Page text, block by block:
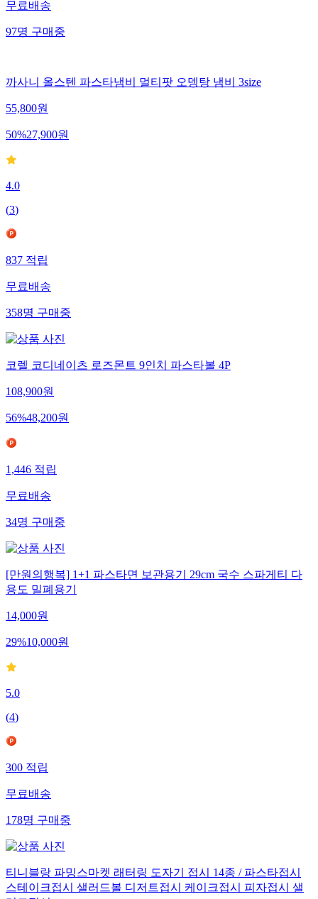
무료배송
97명구매중
까사니 올스텐 파스타냄비 멀티팟 오뎅탕 냄비 3size
55,800원
50%27,900원
4.0
(3)
837적립
무료배송
358명구매중
코렐 코디네이츠 로즈몬트 9인치 파스타볼 4P
108,900원
56%48,200원
1,446적립
무료배송
34명구매중
[만원의행복] 1+1 파스타면 보관용기 29cm 국수 스파게티 다
용도 밀폐용기
14,000원
29%10,000원
5.0
(4)
300적립
무료배송
178명구매중
티니블랑 파밍스마켓 래터링 도자기 접시 14종 / 파스타접시
스테이크접시 샐러드볼 디저트접시 케이크접시 피자접시 샐